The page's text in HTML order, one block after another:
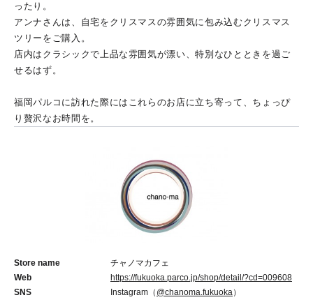
ったり。
アンナさんは、自宅をクリスマスの雰囲気に包み込むクリスマス
ツリーをご購入。
店内はクラシックで上品な雰囲気が漂い、特別なひとときを過ご
せるはず。
福岡パルコに訪れた際にはこれらのお店に立ち寄って、ちょっぴ
り贅沢なお時間を。
Store name
チャノマカフェ
Web
https://fukuoka.parco.jp/shop/detail/?cd=009608
SNS
Instagram（ @chanoma.fukuoka）